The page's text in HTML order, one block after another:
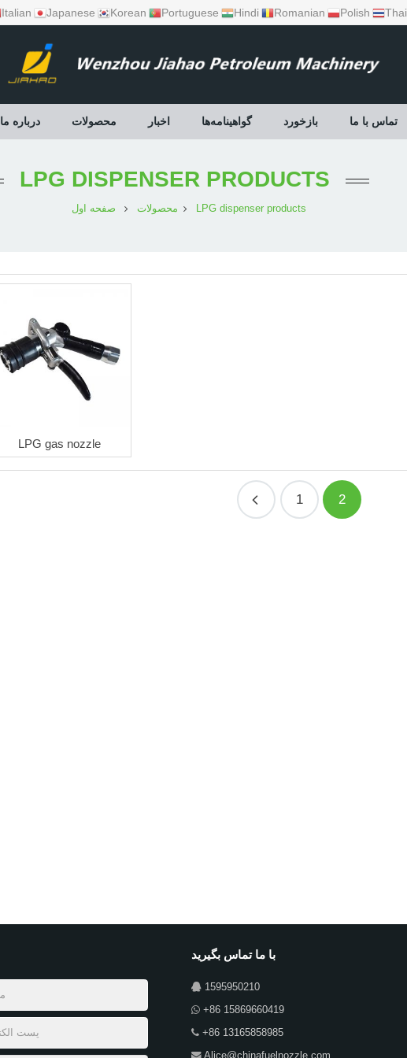
Italian Japanese Korean Portuguese Hindi Romanian Polish Thai
درباره ما محصولات اخبار گواهینامه‌ها بازخورد تماس با ما
LPG DISPENSER PRODUCTS
صفحه اول محصولات LPG dispenser products
LPG gas nozzle
1 2
با ما تماس بگیرید
1595950210
+86 15869660419
+86 13165858985